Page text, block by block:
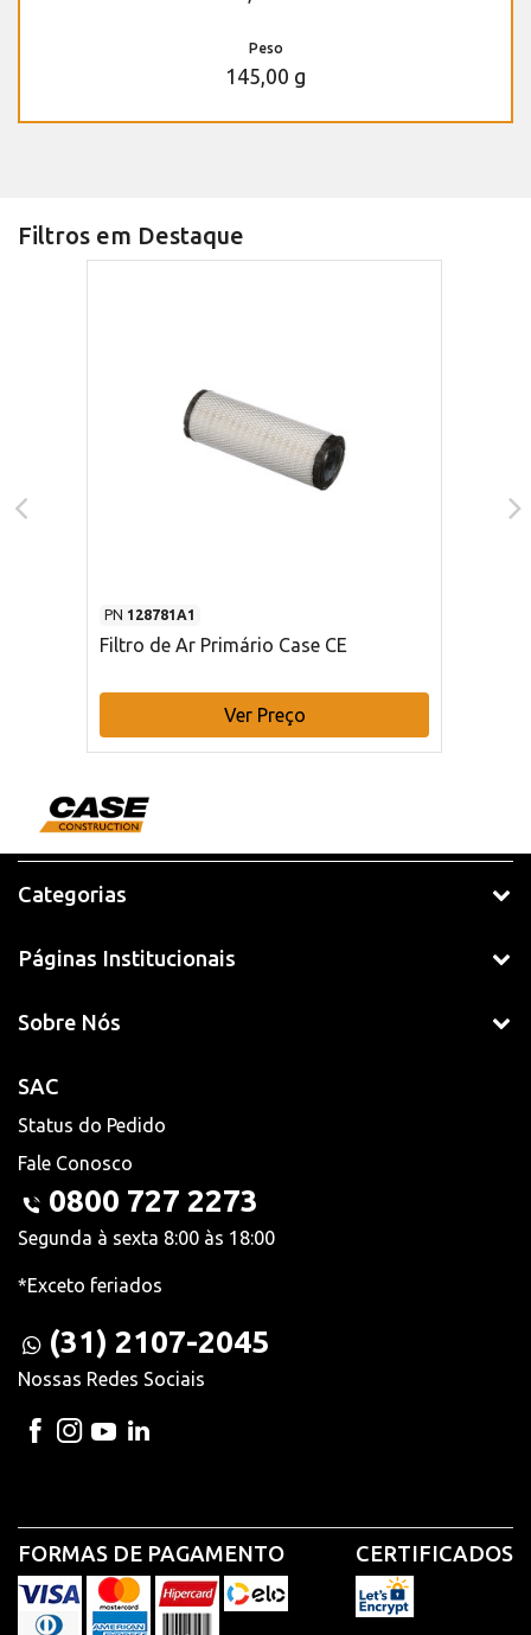
Peso
145,00 g
Filtros em Destaque
PN 128781A1
Filtro de Ar Primário Case CE
Ver Preço
Categorias
Páginas Institucionais
Sobre Nós
SAC
Status do Pedido
Fale Conosco
0800 727 2273
Segunda à sexta 8:00 às 18:00
*Exceto feriados
(31) 2107-2045
Nossas Redes Sociais
FORMAS DE PAGAMENTO CERTIFICADOS